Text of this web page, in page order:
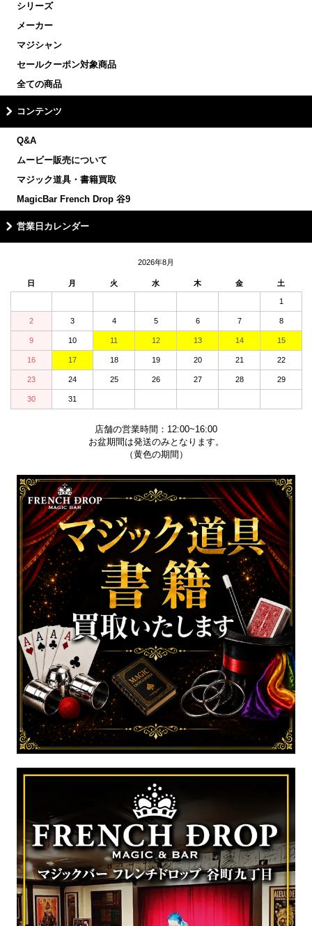
シリーズ
メーカー
マジシャン
セールクーポン対象商品
全ての商品
コンテンツ
Q&A
ムービー販売について
マジック道具・書籍買取
MagicBar French Drop 谷9
営業日カレンダー
2026年8月
日 月 火 水 木 金 土
1
2 3 4 5 6 7 8
9 10 11 12 13 14 15
16 17 18 19 20 21 22
23 24 25 26 27 28 29
30 31
店舗の営業時間：12:00~16:00
お盆期間は発送のみとなります。
（黄色の期間）